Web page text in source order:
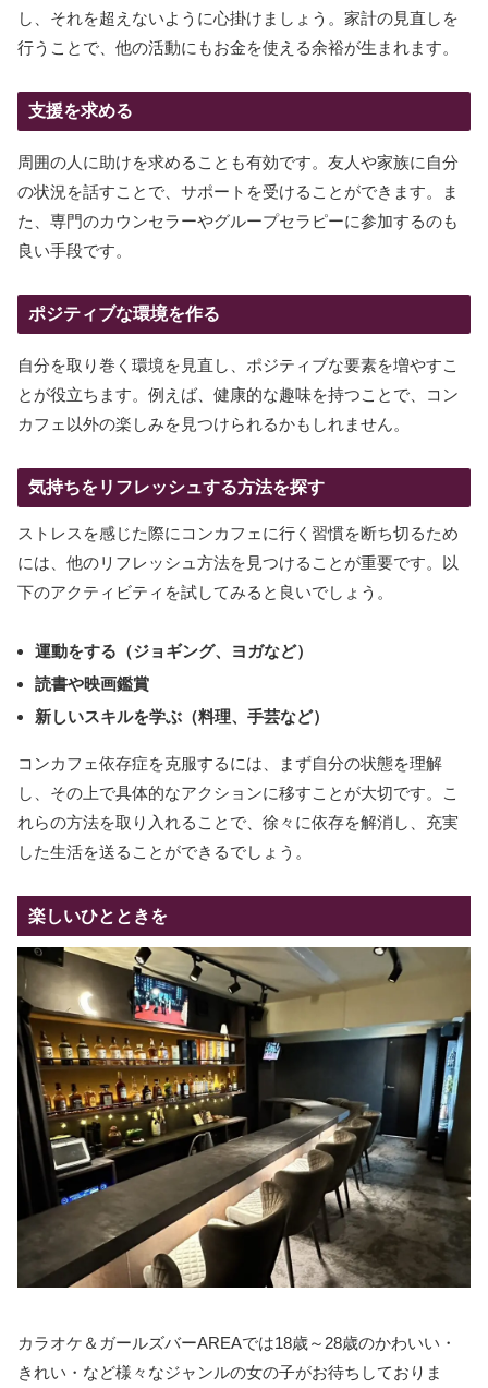
し、それを超えないように心掛けましょう。家計の見直しを
行うことで、他の活動にもお金を使える余裕が生まれます。
支援を求める
周囲の人に助けを求めることも有効です。友人や家族に自分
の状況を話すことで、サポートを受けることができます。ま
た、専門のカウンセラーやグループセラピーに参加するのも
良い手段です。
ポジティブな環境を作る
自分を取り巻く環境を見直し、ポジティブな要素を増やすこ
とが役立ちます。例えば、健康的な趣味を持つことで、コン
カフェ以外の楽しみを見つけられるかもしれません。
気持ちをリフレッシュする方法を探す
ストレスを感じた際にコンカフェに行く習慣を断ち切るため
には、他のリフレッシュ方法を見つけることが重要です。以
下のアクティビティを試してみると良いでしょう。
運動をする（ジョギング、ヨガなど）
読書や映画鑑賞
新しいスキルを学ぶ（料理、手芸など）
コンカフェ依存症を克服するには、まず自分の状態を理解
し、その上で具体的なアクションに移すことが大切です。こ
れらの方法を取り入れることで、徐々に依存を解消し、充実
した生活を送ることができるでしょう。
楽しいひとときを
カラオケ＆ガールズバーAREAでは18歳～28歳のかわいい・
きれい・など様々なジャンルの女の子がお待ちしておりま